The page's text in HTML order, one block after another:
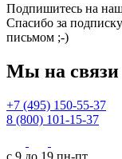
Подпишитесь на
Спасибо за
письмом ;-)
Мы на связи
+7 (495) 150-55-37
8 (800) 101-15-37
с 9 до 19 пн-пт